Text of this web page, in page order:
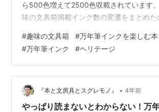
ら500色増えて2500色収載されています
味の文具箱掲載インク数の変遷をまとめた
2008/1/30 208 14 2009/8/10 207 高橋良
Lab測定開始 21 2011/12/20 14号に追加
21号に14色追加 28 2013/12/20 25号に
2014/12/20…
#趣味の文具箱 #万年筆インクを楽しむ本
#万年筆インク #ヘリテージ
『本と文房具とスグレモノ』 • 4年前
やっぱり読まないとわからない！万